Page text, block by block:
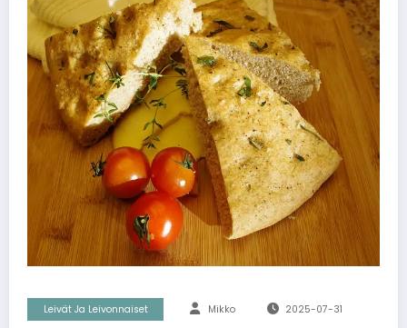
Leivät Ja Leivonnaiset Mikko 2025-07-31